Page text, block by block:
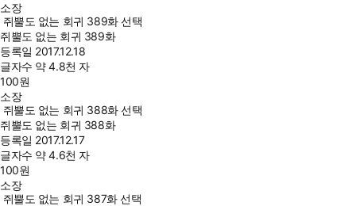
소장
쥐뿔도 없는 회귀 389화 선택
쥐뿔도 없는 회귀 389화
등록일 2017.12.18
글자수 약 4.8천 자
100원
소장
쥐뿔도 없는 회귀 388화 선택
쥐뿔도 없는 회귀 388화
등록일 2017.12.17
글자수 약 4.6천 자
100원
소장
쥐뿔도 없는 회귀 387화 선택